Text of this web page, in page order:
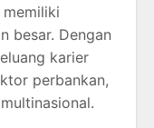
besar. Dengan
karier
perbankan,